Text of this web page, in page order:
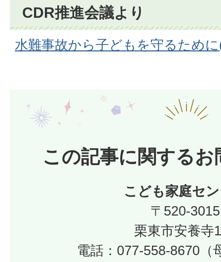
CDR推進会議より
水難事故から子どもを守るため
この記事に関するお
こども家庭セ
〒520-3015
栗東市安養寺
電話：077-558-8670（